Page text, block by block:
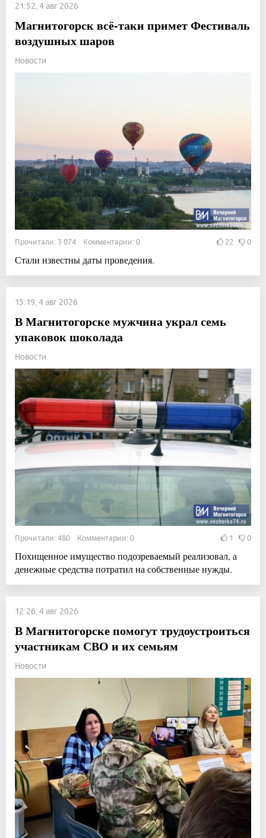
21:52, 4 авг 2026
Магнитогорск всё-таки примет Фестиваль
воздушных шаров
Новости
Прочитали: 3 074 Комментарии: 0 22 0
Стали известны даты проведения.
15:19, 4 авг 2026
В Магнитогорске мужчина украл семь
упаковок шоколада
Новости
Прочитали: 480 Комментарии: 0 1 0
Похищенное имущество подозреваемый реализовал, а
денежные средства потратил на собственные нужды.
12:26, 4 авг 2026
В Магнитогорске помогут трудоустроиться
участникам СВО и их семьям
Новости